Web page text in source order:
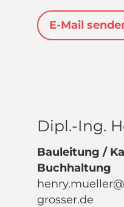
E-Mail
Dipl.-Ing.
Bauleitung /
Buchhaltung
grosser.de